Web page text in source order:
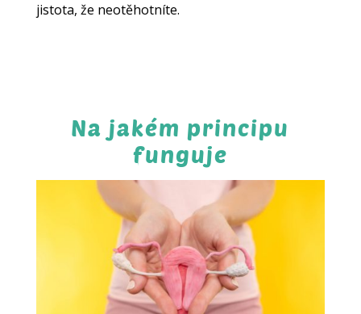
jistota, že neotěhotníte.
Na jakém principu
funguje